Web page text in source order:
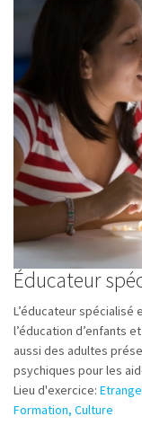
Éducateur
L’éducateur spécialisé
l’éducation d’enfants
aussi des adultes
psychiques pour les
Lieu d'exercice:
Formation, Culture